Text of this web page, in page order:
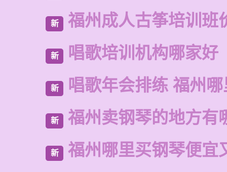
新 福州成人古筝培训班
新 唱歌培训机构哪家好
新 唱歌年会排练 福州
新 福州卖钢琴的地方有
新 福州哪里买钢琴便宜